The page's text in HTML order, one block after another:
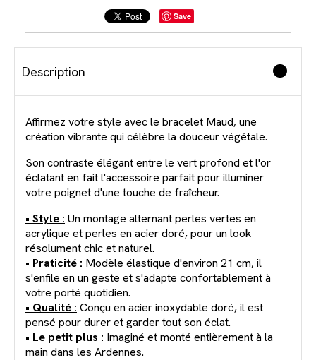
Save
Description
Affirmez votre style avec le bracelet Maud, une
création vibrante qui célèbre la douceur végétale.
Son contraste élégant entre le vert profond et l'or
éclatant en fait l'accessoire parfait pour illuminer
votre poignet d'une touche de fraîcheur.
• Style : Un montage alternant perles vertes en
acrylique et perles en acier doré, pour un look
résolument chic et naturel.
• Praticité : Modèle élastique d'environ 21 cm, il
s'enfile en un geste et s'adapte confortablement à
votre porté quotidien.
• Qualité : Conçu en acier inoxydable doré, il est
pensé pour durer et garder tout son éclat.
• Le petit plus : Imaginé et monté entièrement à la
main dans les Ardennes.